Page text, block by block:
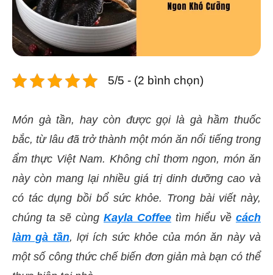
5/5 - (2 bình chọn)
Món gà tần, hay còn được gọi là gà hầm thuốc
bắc, từ lâu đã trở thành một món ăn nổi tiếng trong
ẩm thực Việt Nam. Không chỉ thơm ngon, món ăn
này còn mang lại nhiều giá trị dinh dưỡng cao và
có tác dụng bồi bổ sức khỏe. Trong bài viết này,
chúng ta sẽ cùng Kayla Coffee tìm hiểu về cách
làm gà tần, lợi ích sức khỏe của món ăn này và
một số công thức chế biến đơn giản mà bạn có thể